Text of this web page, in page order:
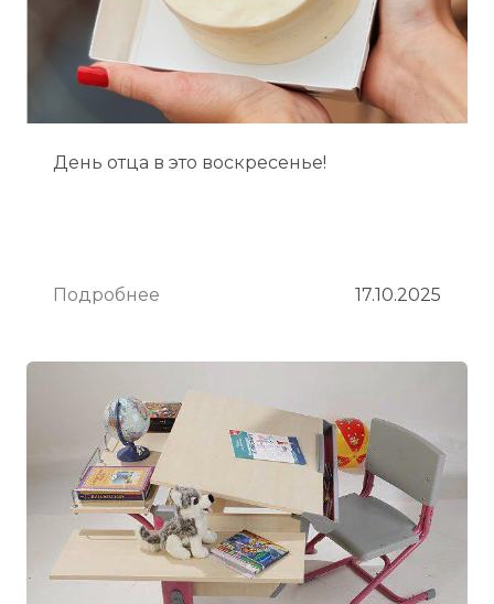
День отца в это воскресенье!
Подробнее 17.10.2025